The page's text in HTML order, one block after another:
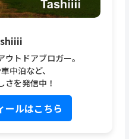
トドアブロガー。
中泊など、
さを発信中！
ールはこちら